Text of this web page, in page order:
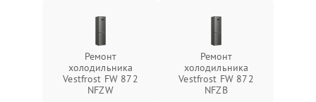
Ремонт
холодильника
Vestfrost FW 872
NFZW
Ремонт
холодильника
Vestfrost FW 872
NFZВ